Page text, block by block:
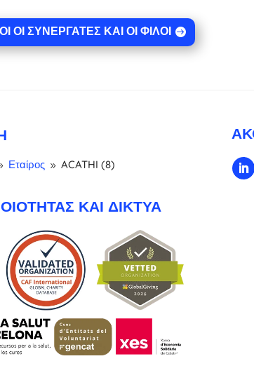
ΟΙ ΣΥΝΕΡΓΆΤΕΣ ΚΑΙ ΟΙ ΦΊΛΟΙ
Εταίρος 9 ACATHI (8)
ΚΑΙ ΔΊΚΤΥΑ